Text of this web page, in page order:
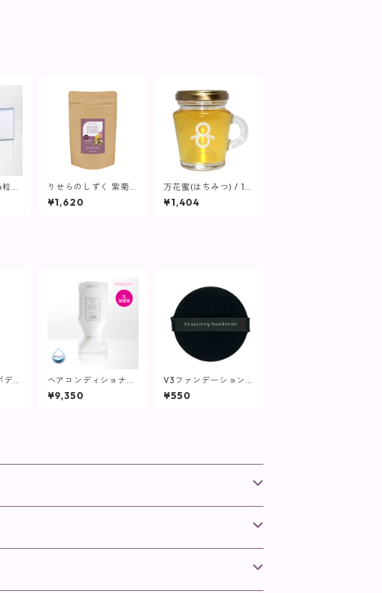
×3
】
りせらのしずく 紫菊芋
チップス 50g【食品】
¥1,620
万花蜜(はちみつ) / 12
0g【食品】
¥1,404
ィ
S
ヘアコンディショナー
(詰替用) / 1L【ヘア・
ボディ】
¥9,350
V3ファンデーション専
用パフ【SPICARE】
¥550